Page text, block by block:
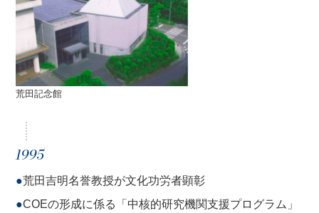
荒田記念館
1995
●荒田吉明名誉教授が文化功労者顕彰
●COEの形成に係る「中核的研究機関支援プログラム」